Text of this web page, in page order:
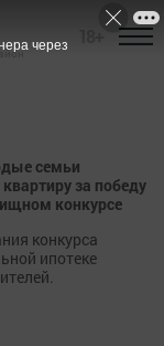
семьи
за победу
конкурсе
конкурса
ипотеке
через